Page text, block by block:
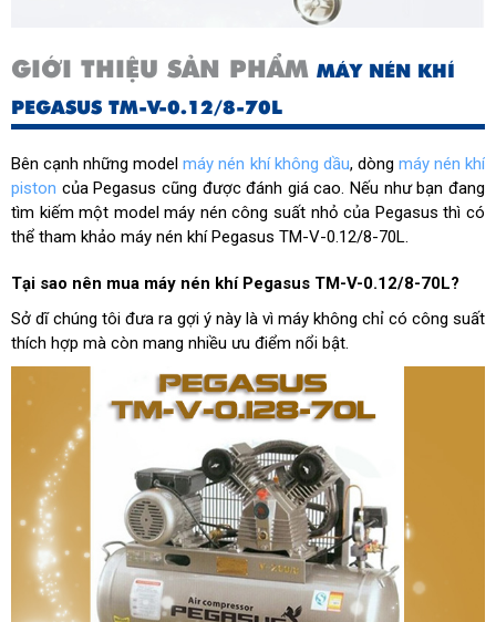
GIỚI THIỆU SẢN PHẨM MÁY NÉN KHÍ
PEGASUS TM-V-0.12/8-70L
Bên cạnh những modelmáy nén khí không dầu, dòng máy nén khí
piston của Pegasus cũng được đánh giá cao. Nếu như bạn đang
tìm kiếm một model máy nén công suất nhỏ của Pegasus thì có
thể tham khảo máy nén khí Pegasus TM-V-0.12/8-70L.
Tại sao nên mua máy nén khí Pegasus TM-V-0.12/8-70L?
Sở dĩ chúng tôi đưa ra gợi ý này là vì máy không chỉ có công suất
thích hợp mà còn mang nhiều ưu điểm nổi bật.